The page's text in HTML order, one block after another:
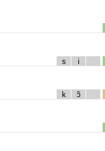
s i
k ɔ̃